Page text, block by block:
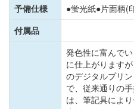
予備仕様
●蛍光紙●片面柄(
付属品
発色性に富んで
に仕上がります
のデジタルプリ
で、従来通りの
は、筆記具によ